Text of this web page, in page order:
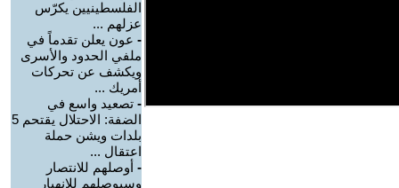
الفلسطينيين يكرّس
عزلهم ...
- عون يعلن تقدماً في
ملفي الحدود والأسرى
ويكشف عن تحركات
أمريك ...
- تصعيد واسع في
الضفة: الاحتلال يقتحم 5
بلدات ويشن حملة
اعتقال ...
- أوصلهم للانتصار
وسيوصلهم للانهيار